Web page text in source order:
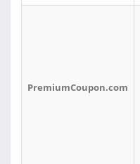
PremiumCoupon.com